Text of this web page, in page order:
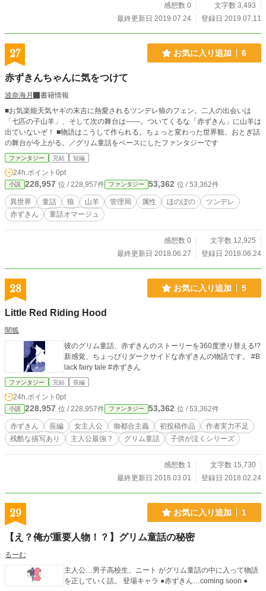
感想数 0
文字数 3,493
最終更新日 2019.07.24
登録日 2019.07.11
27 お気に入り追加 6
赤ずきんちゃんに気をつけて
波奈海月
書籍情報
■お気楽能天気ヤギの末吉に熱愛されるツンデレ狼のフェン。二人の出会いは
「七匹の子山羊」、そして次の舞台は――。ついてくるな「赤ずきん」に山羊は
出ていないぞ！ ■物語はこうして作られる。ちょっと変わった世界観、おとぎ話
の舞台が今上がる。／グリム童話をベースにしたファンタジーです
ファンタジー 完結 短編
24h.ポイント 0pt
小説 228,957 位 / 228,957件 ファンタジー 53,362 位 / 53,362件
異世界 童話 狼 山羊 管理局 属性 ほのぼの
ツンデレ
赤ずきん
童話オマージュ
感想数 0
文字数 12,925
最終更新日 2018.06.27
登録日 2018.06.24
28 お気に入り追加 5
Little Red Riding Hood
闇狐
彼のグリム童話、赤ずきんのストーリーを360度塗り替える!?
新感覚、ちょっぴりダークサイドな赤ずきんの物語です。 #B
lack fairy tale #赤ずきん
ファンタジー 完結 長編
24h.ポイント 0pt
小説 228,957 位 / 228,957件 ファンタジー 53,362 位 / 53,362件
赤ずきん 長編 女主人公 御都合主義 初投稿作品
作者実力不足
残酷な描写あり
主人公最強？ グリム童話 子供が泣くシリーズ
感想数 1
文字数 15,730
最終更新日 2018.03.01
登録日 2018.02.24
29 お気に入り追加 1
【え？俺が重要人物！？】グリム童話の秘密
るーむ
主人公…男子高校生、ニート がグリム童話の中に入って物語
を正していく話。 登場キャラ ●赤ずきん…coming soon ●